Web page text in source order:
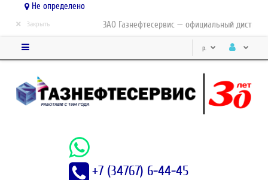
Не определено
ЗАО Газнефтесервис — официальный
× Закрыть
р.
+7 (34767) 6-44-45